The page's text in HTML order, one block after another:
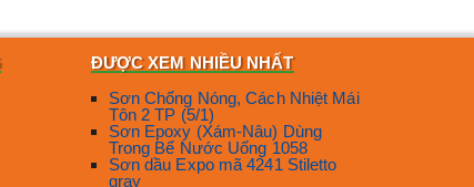
dầu và sơn phản quang chất lượng cao. Điểm
được nắng mưa khắc nghiệt, trong khi sơn
hiệu quả. Giá thành của TOA khá cạnh tranh,
ĐƯỢC XEM NHIỀU NHẤT
Sơn Chống Nóng, Cách Nhiệt Mái
Tôn 2 TP (5/1)
Sơn Epoxy (Xám-Nâu) Dùng
Trong Bể Nước Uống 1058
Sơn dầu Expo mã 4241 Stiletto
gray